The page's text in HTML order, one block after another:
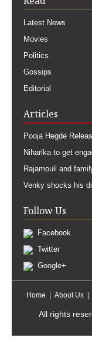
Latest News
Movies
Politics
Gossips
Editorial
Articles
Pooja Hegde
Niharika to get
Rajamouli and
Venky shocks his
Follow Us
Facebook
Twitter
Google+
Home About Us
All rights